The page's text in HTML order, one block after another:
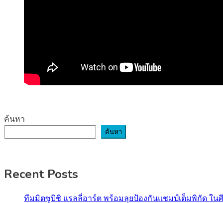
ค้นหา
ค้นหา
Recent Posts
ทีมมิตซูบิชิ แรลลี่อาร์ต พร้อมลุยป้องกันแชมป์เต็มพิกัด ใน